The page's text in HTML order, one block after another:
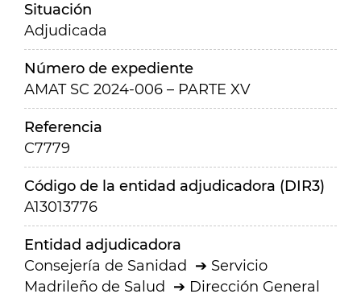
Situación
Adjudicada
Número de expediente
AMAT SC 2024-006 – PARTE XV
Referencia
C7779
Código de la entidad adjudicadora (DIR3)
A13013776
Entidad adjudicadora
Consejería de Sanidad
Servicio
Madrileño de Salud
Dirección General